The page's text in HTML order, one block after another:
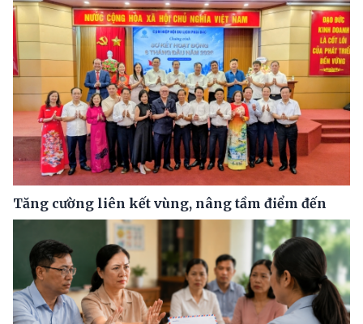
Tăng cường liên kết vùng, nâng tầm điểm đến